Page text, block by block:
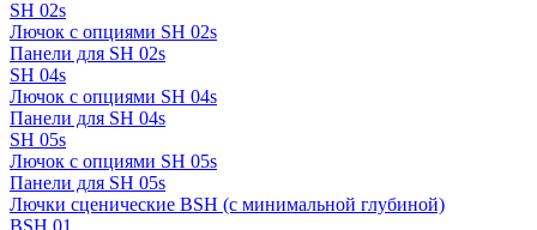
SH 02s
Лючок с опциями SH 02s
Панели для SH 02s
SH 04s
Лючок с опциями SH 04s
Панели для SH 04s
SH 05s
Лючок с опциями SH 05s
Панели для SH 05s
Лючки сценические BSH (с минимальной глубиной)
BSH 01